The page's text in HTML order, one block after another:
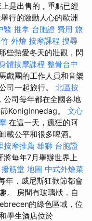
是出售的，重點已經
行的激動人心的歐洲
醫 推拿 台胞證 費用 旅
外燴 按摩課程 搜尋
些熱愛冬天的壯觀，閃
體按摩課程 整骨台中
戲團的工作人員和音樂
司一起旅行。 北區按
公司每年都在全國各地
Koniginnedag。 文心
在這一天，瘋狂的阿
載公平和很多啤酒。
按摩推薦 雄獅 台胞證
將每年7月舉辦世界上
撥筋堂 地圖 中式外燴菜
年，威尼斯狂歡節都會
。 房間有玻璃狀，自
的綠色區域，位
學生酒店位於